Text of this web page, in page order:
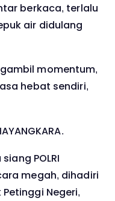
berkaca, terlalu
air didulang
momentum,
hebat sendiri,
POLRI
megah, dihadiri
Negeri,